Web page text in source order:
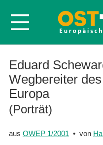
Startseite
Über OWEP
Volltexte
Probeheft
Eduard
Wegbereiter
Europa
(Porträt)
aus OWEP 1/2001 • von